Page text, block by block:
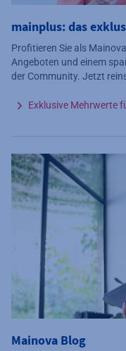
mainplus: das
Profitieren Sie als
Angeboten und einem
der Community. Jetzt
Exklusive Mehrwerte
Mainova Blog